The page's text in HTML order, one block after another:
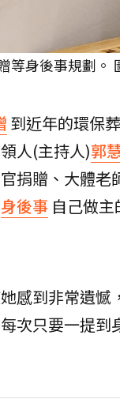
等身後事規劃。
到近年的環保
人(主持人)郭
捐贈、大體老
身後事 自己做主
感到非常遺憾
次只要一提到